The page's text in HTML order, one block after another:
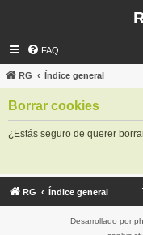
FAQ
RG Índice general
Borrar cookies
¿Estás seguro de querer
RG Índice general
Desarrollado por